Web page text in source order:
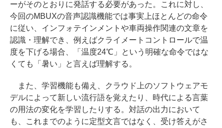
ーがそのとおりに発話する必要があった。これに対し、
今回のMBUXの音声認識機能では事実上ほとんどの命令
に従い、インフォテインメントや車両操作関連の文章を
認識・理解でき、例えばクライメートコントロールで温
度を下げる場合、「温度24℃」という明確な命令ではな
くても「暑い」と言えば理解する。
また、学習機能も備え、クラウド上のソフトウェアモ
デルによって新しい流行語を覚えたり、時代による言葉
の用法の変化を学習したりする。対話の出力において
も、これまでのように定型文言ではなく、受け答えがさ